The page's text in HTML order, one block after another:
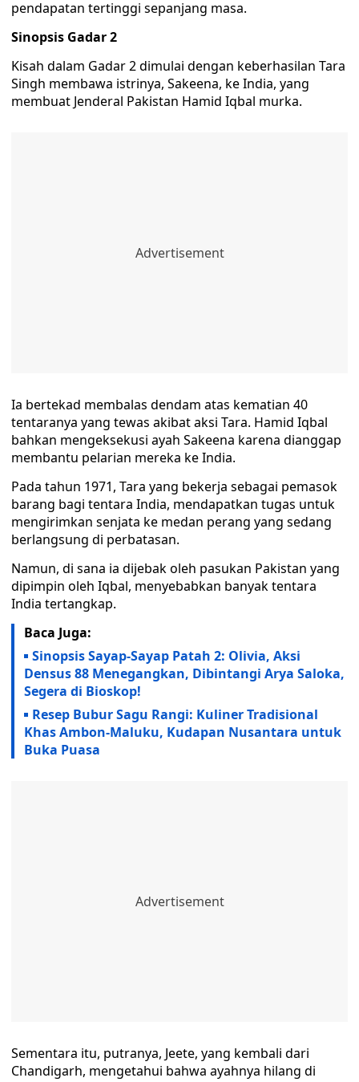
pendapatan tertinggi sepanjang masa.
Sinopsis Gadar 2
Kisah dalam Gadar 2 dimulai dengan keberhasilan Tara
Singh membawa istrinya, Sakeena, ke India, yang
membuat Jenderal Pakistan Hamid Iqbal murka.
Ia bertekad membalas dendam atas kematian 40
tentaranya yang tewas akibat aksi Tara. Hamid Iqbal
bahkan mengeksekusi ayah Sakeena karena dianggap
membantu pelarian mereka ke India.
Pada tahun 1971, Tara yang bekerja sebagai pemasok
barang bagi tentara India, mendapatkan tugas untuk
mengirimkan senjata ke medan perang yang sedang
berlangsung di perbatasan.
Namun, di sana ia dijebak oleh pasukan Pakistan yang
dipimpin oleh Iqbal, menyebabkan banyak tentara
India tertangkap.
Baca Juga:
Sinopsis Sayap-Sayap Patah 2: Olivia, Aksi
Densus 88 Menegangkan, Dibintangi Arya Saloka,
Segera di Bioskop!
Resep Bubur Sagu Rangi: Kuliner Tradisional
Khas Ambon-Maluku, Kudapan Nusantara untuk
Buka Puasa
Sementara itu, putranya, Jeete, yang kembali dari
Chandigarh, mengetahui bahwa ayahnya hilang di